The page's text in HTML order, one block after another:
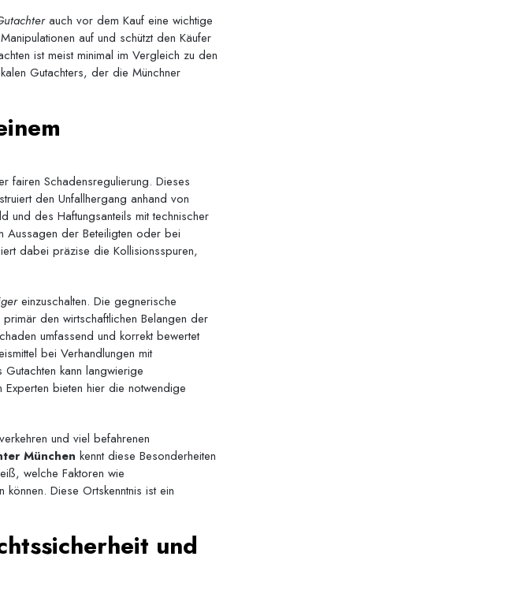
auch vor dem Kauf eine wichtige
auf und schützt den Käufer
ist meist minimal im Vergleich zu den
Gutachters, der die Münchner
fairen Schadensregulierung. Dieses
den Unfallhergang anhand von
und des Haftungsanteils mit technischer
Aussagen der Beteiligten oder bei
dabei präzise die Kollisionsspuren,
einzuschalten. Die gegnerische
den wirtschaftlichen Belangen der
umfassend und korrekt bewertet
bei Verhandlungen mit
kann langwierige
Experten bieten hier die notwendige
und viel befahrenen
München kennt diese Besonderheiten
welche Faktoren wie
Diese Ortskenntnis ist ein
und